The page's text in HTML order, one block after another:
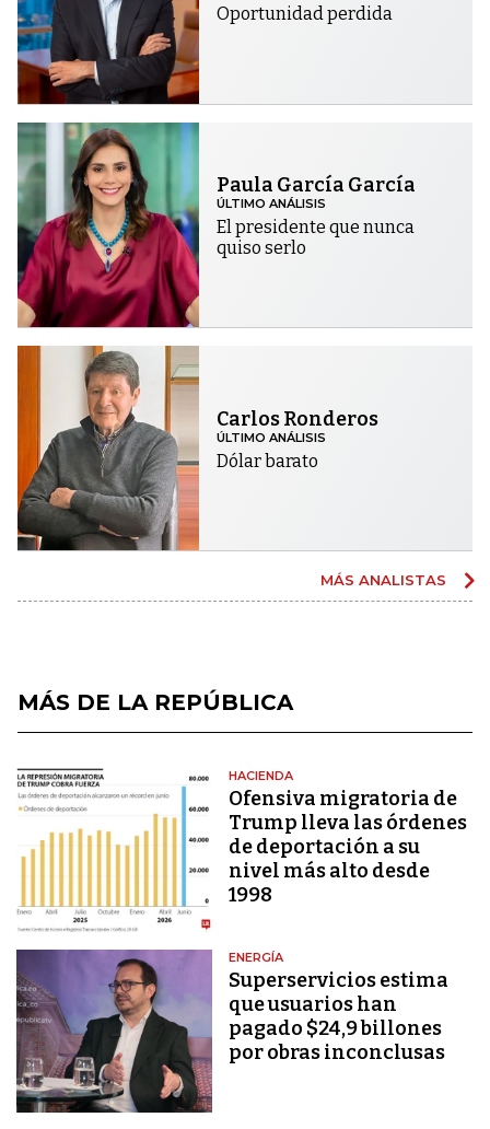
Oportunidad perdida
Paula García García
ÚLTIMO ANÁLISIS
El presidente que nunca
quiso serlo
Carlos Ronderos
ÚLTIMO ANÁLISIS
Dólar barato
MÁS ANALISTAS
MÁS DE LA REPÚBLICA
HACIENDA
Ofensiva migratoria de
Trump lleva las órdenes
de deportación a su
nivel más alto desde
1998
ENERGÍA
Superservicios estima
que usuarios han
pagado $24,9 billones
por obras inconclusas